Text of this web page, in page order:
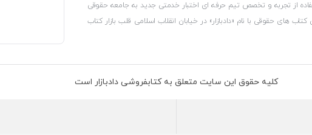
از تجربه و تخصص تیم حرفه ای اختبار خدمتی جدید به جامعه حقوقی
های حقوقی با نام «دادبازار» در خیابان انقلاب اسلامی قلب بازار کتاب
وزارت صنعت، معدن و تجارت، نشان ملی ثبت رسانه های دیجیتال از
تلفیق آن با شناخت کامل نیازهای جامعه حقوقی کشور راه اندازی کردیم تا
کلیه حقوق این سایت متعلق به کتابفروشی دادبازار است